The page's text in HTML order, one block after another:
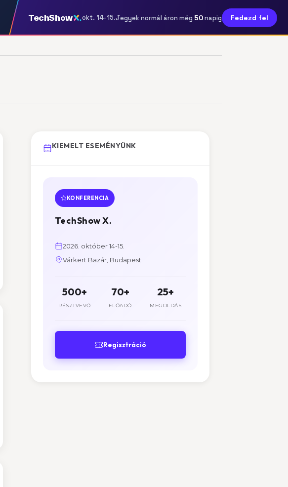
TechShow okt. 14-15.Jegyek normál áron még 50napig Fedezd fel
KIEMELT ESEMÉNYÜNK
KONFERENCIA
TechShow X.
2026. október 14-15.
Várkert Bazár, Budapest
500+
RÉSZTVEVŐ
70+
ELŐADÓ
25+
MEGOLDÁS
Regisztráció